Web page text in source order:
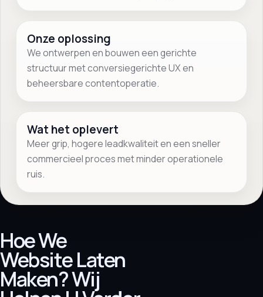
Onze oplossing
We ontwerpen en bouwen een gerichte
structuur met conversiegerichte UX en
beheersbare contentoperatie.
Wat het oplevert
Meer grip, hogere leadkwaliteit en een sneller
commercieel proces met minder operationele
ruis.
Hoe We
Website Laten
Maken? Wij